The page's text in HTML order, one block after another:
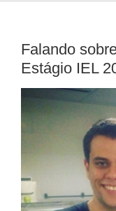
Falando
Estágio IEL
View
Larger